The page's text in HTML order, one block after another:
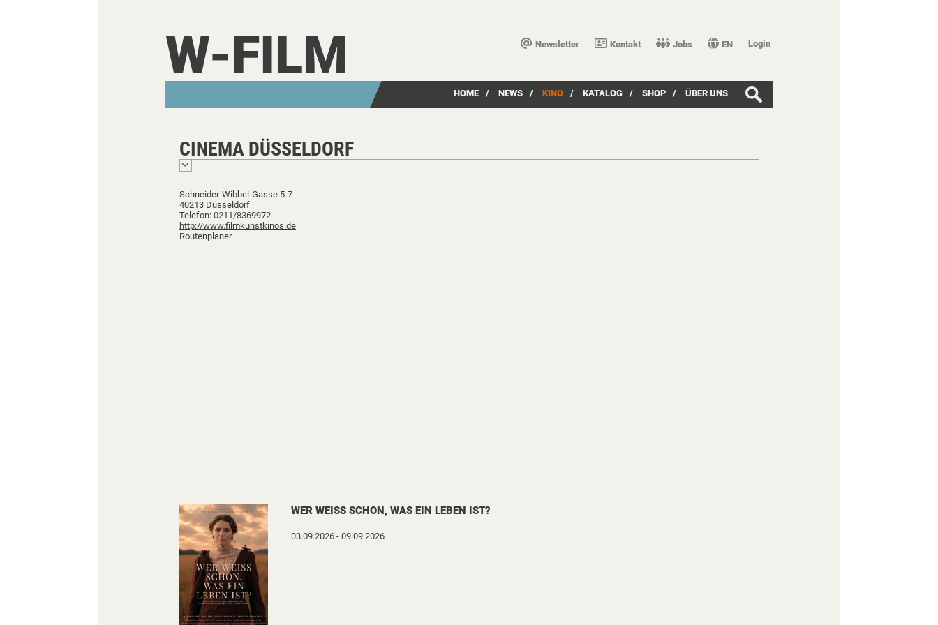
Newsletter Kontakt Jobs EN Login
W-FILM
HOME / NEWS / KINO / KATALOG / SHOP / ÜBER UNS
CINEMA DÜSSELDORF
Schneider-Wibbel-Gasse 5-7
40213 Düsseldorf
Telefon: 0211/8369972
http://www.filmkunstkinos.de
Routenplaner
WER WEISS SCHON, WAS EIN LEBEN IST?
03.09.2026 - 09.09.2026